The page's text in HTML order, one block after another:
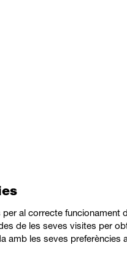
al correcte funcionament
de les seves visites per
amb les seves preferències